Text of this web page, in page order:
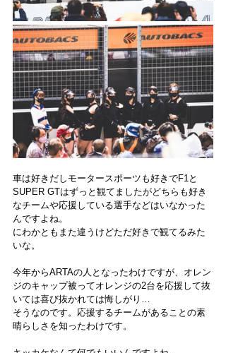
車は好きだしモータースポーツも好きでF1と
SUPER GTはずっと観てましたがどちらも好き
なチームや応援している選手などはいなかった
んですよね。
にわかともまた違うけどただ好きで観てるみた
いな。
今年からARTAの人となったわけですが、オレン
ジのキャップ被ってオレンジの2台を応援して抜
いては喜び抜かれては悔しがり…
そうなのです。応援するチームがあることの素
晴らしさを知ったわけです。